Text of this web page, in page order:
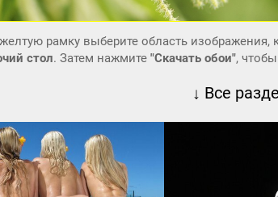
рамку выберите область изображения,
стол. Затем нажмите "Скачать обои",
↓ Все